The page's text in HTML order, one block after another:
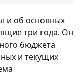
и об основных
три года. Он
бюджета
и текущих